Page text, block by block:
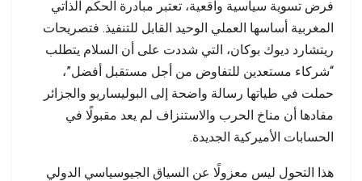
فرض تسوية سياسية واقعية، تعتبر مبادرة الحكم الذاتي
المغربية أساسها العملي الوحيد القابل للتنفيذ. فتصريحات
ريتشارد ديوك بوكان، التي شددت على أن السلام يتطلب
“شركاء مستعدين للتفاوض من أجل مستقبل أفضل”،
حملت في طياتها رسالة واضحة إلى البوليساريو والجزائر
مفادها أن مناخ الحرب والاستنزاف لم يعد مقبولًا في
الحسابات الأميركية الجديدة.
هذا التحول ليس معزولًا عن السياق الجيوسياسي الدولي